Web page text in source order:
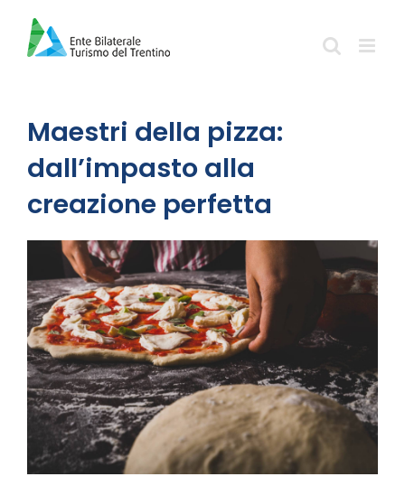
contenuto
Maestri della pizza:
dall’impasto alla
creazione perfetta